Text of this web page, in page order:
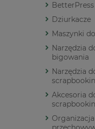
BetterPress
Dziurkacze
Maszynki
Narzędzia
bigowania
Narzędzia
Akcesoria